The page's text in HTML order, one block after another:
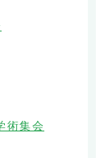
術集会